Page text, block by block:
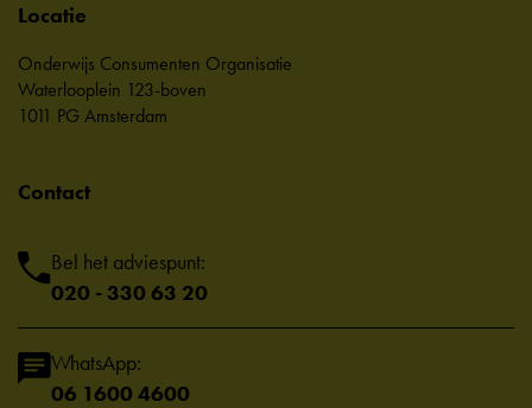
Locatie
Onderwijs Consumenten Organisatie
Waterlooplein 123-boven
1011 PG Amsterdam
Contact
Bel het adviespunt:
020 - 330 63 20
WhatsApp:
06 1600 4600